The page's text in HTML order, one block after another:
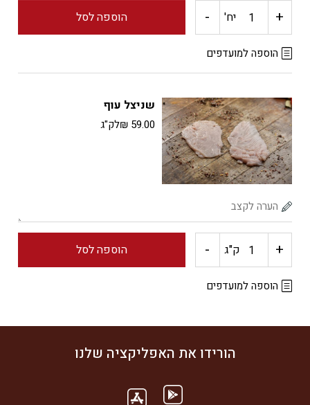
+ כמות
של
פרגית
מתובל
יח' - הוספה לסל
הוספה למועדפים
שניצל עוף
₪ 59.00 לק"ג
+ כמות
של
ק"ג - הוספה לסל
הוספה למועדפים
הורידו את האפליקציה שלנו